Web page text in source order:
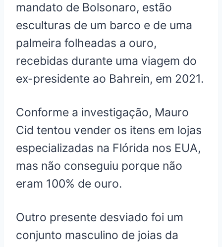
mandato de Bolsonaro, estão
esculturas de um barco e de uma
palmeira folheadas a ouro,
recebidas durante uma viagem do
ex-presidente ao Bahrein, em 2021.
Conforme a investigação, Mauro
Cid tentou vender os itens em lojas
especializadas na Flórida nos EUA,
mas não conseguiu porque não
eram 100% de ouro.
Outro presente desviado foi um
conjunto masculino de joias da